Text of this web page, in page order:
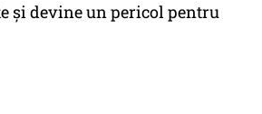
și devine un pericol pentru